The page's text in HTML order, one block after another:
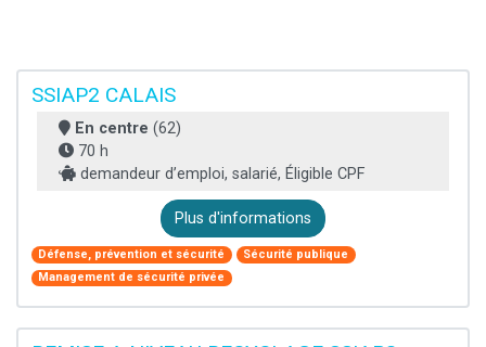
SSIAP2 CALAIS
En centre (62)
70 h
demandeur d’emploi, salarié, Éligible CPF
Plus d'informations
Défense, prévention et sécurité
Sécurité publique
Management de sécurité privée